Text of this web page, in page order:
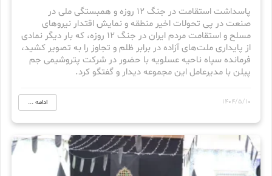
پاسداشت استقامت در جنگ ۱۲ روزه و همبستگی ملی در
صنعت در پی تحولات اخیر منطقه و نمایش اقتدار نیروهای
مسلح و استقامت مردم ایران در جنگ ۱۲ روزه، که بار دیگر نمادی
از پایداری ملت‌های آزاده در برابر ظلم و تجاوز را به تصویر کشید،
فرمانده سپاه ناحیه عسلویه با حضور در شرکت پتروشیمی جم
پیلن با مدیرعامل این مجموعه دیدار و گفتگو کرد.
1404/5/10 ادامه ...